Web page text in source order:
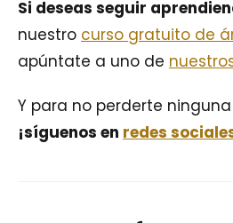
Si deseas seguir
nuestro curso gratuito de
apúntate a uno de
Y para no perderte
¡síguenos en redes